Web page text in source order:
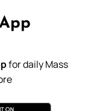
for daily Mass